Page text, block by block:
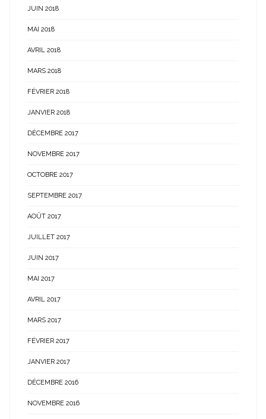
JUIN 2018
MAI 2018
AVRIL 2018
MARS 2018
FÉVRIER 2018
JANVIER 2018
DÉCEMBRE 2017
NOVEMBRE 2017
OCTOBRE 2017
SEPTEMBRE 2017
AOÛT 2017
JUILLET 2017
JUIN 2017
MAI 2017
AVRIL 2017
MARS 2017
FÉVRIER 2017
JANVIER 2017
DÉCEMBRE 2016
NOVEMBRE 2016